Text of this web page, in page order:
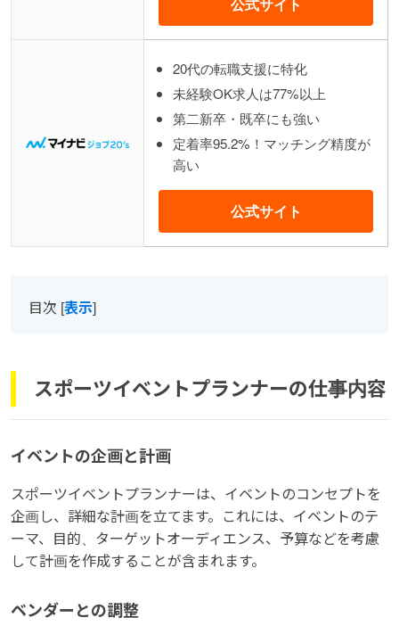
公式サイト
20代の転職支援に特化
未経験OK求人は77%以上
第二新卒・既卒にも強い
定着率95.2%！マッチング精度が
高い
公式サイト
目次 [表示]
スポーツイベントプランナーの仕事内容
イベントの企画と計画
スポーツイベントプランナーは、イベントのコンセプトを
企画し、詳細な計画を立てます。これには、イベントのテ
ーマ、目的、ターゲットオーディエンス、予算などを考慮
して計画を作成することが含まれます。
ベンダーとの調整